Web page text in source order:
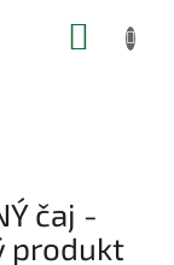
čaj -
produkt